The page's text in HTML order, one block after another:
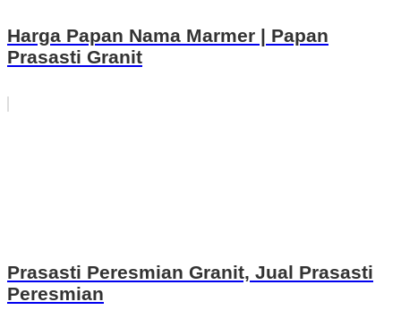
Harga Papan Nama Marmer | Papan
Prasasti Granit
Prasasti Peresmian Granit, Jual Prasasti
Peresmian